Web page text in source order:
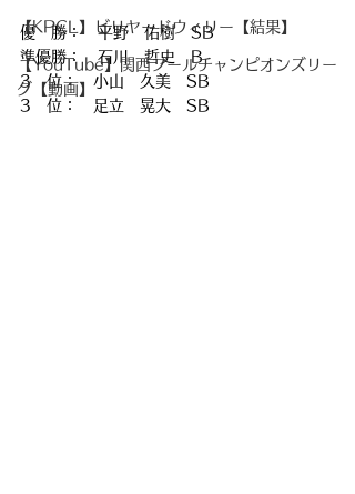
【KPCL】ビリヤードウィリー【結果】
【YouTube】関西プールチャンピオンズリー
グ【動画】
優　勝：　平野　佑樹　SB
準優勝：　石川　哲史　B
3　位：　小山　久美　SB
3　位：　足立　晃大　SB